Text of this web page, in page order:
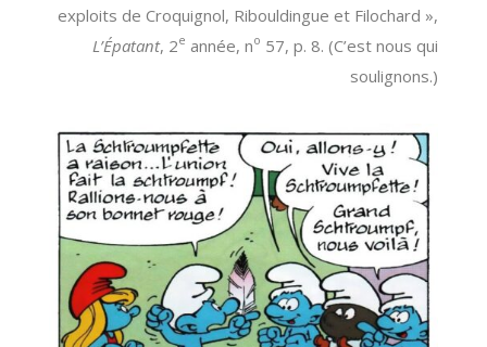
exploits de Croquignol, Ribouldingue et Filochard »,
L’Épatant, 2e année, no 57, p. 8. (C’est nous qui
soulignons.)